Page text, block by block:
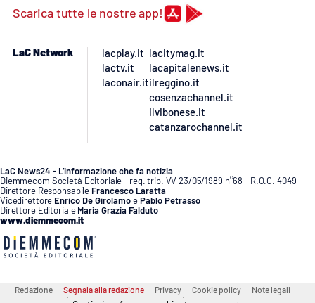
Ilreggino.it
Cosenzachannel.it
Ilvibonese.it
Scarica tutte le nostre app!
LaC Network
lacplay.it
lactv.it
laconair.it
lacitymag.it
lacapitalenews.it
ilreggino.it
cosenzachannel.it
ilvibonese.it
catanzarochannel.it
LaC News24 - L’informazione che fa notizia
Diemmecom Società Editoriale - reg. trib. VV 23/05/1989 n°68 - R.O.C. 4049
Direttore Responsabile Francesco Laratta
Vicedirettore Enrico De GirolamoePablo Petrasso
Direttore Editoriale Maria Grazia Falduto
www.diemmecom.it
Redazione Segnala alla redazione Privacy Cookie policy Note legali